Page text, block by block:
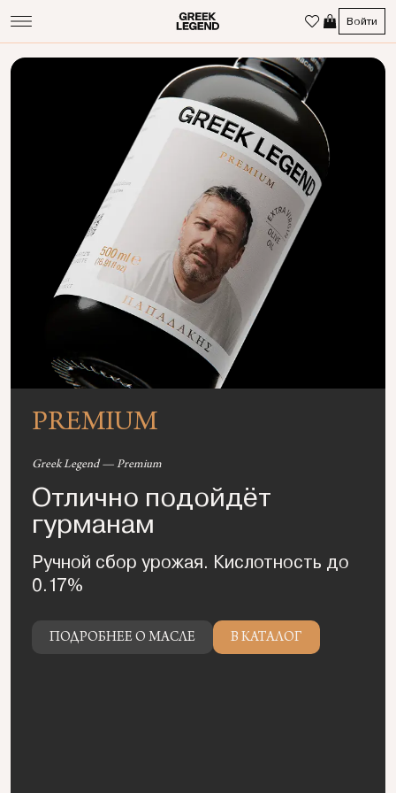
Войти
Масляное
PREMIUM
Greek Legend — Premium
Отлично подойдёт
гурманам
Ручной сбор урожая. Кислотность до
0.17%
ПОДРОБНЕЕ О МАСЛЕ В КАТАЛОГ
ПОДРОБНЕЕ О МАСЛЕ В КАТАЛОГ